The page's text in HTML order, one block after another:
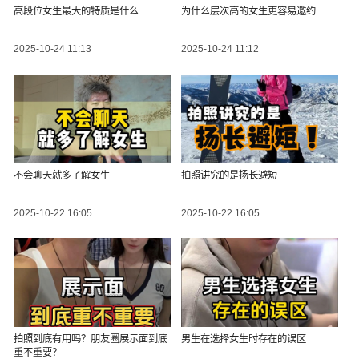
高段位女生最大的特质是什么
2025-10-24 11:13
为什么层次高的女生更容易邀约
2025-10-24 11:12
不会聊天就多了解女生
2025-10-22 16:05
拍照讲究的是扬长避短
2025-10-22 16:05
拍照到底有用吗？朋友圈展示面到底
重不重要？
男生在选择女生时存在的误区